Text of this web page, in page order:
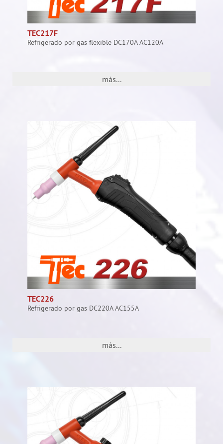
TEC217F
Refrigerado por gas flexible DC170A AC120A
más...
TEC226
Refrigerado por gas DC220A AC155A
más...